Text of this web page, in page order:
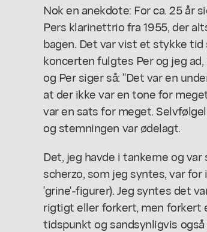
Nok en anekdote: For ca. 25 år
Pers klarinettrio fra 1955, der
bagen. Det var vist et stykke
koncerten fulgtes Per og jeg
og Per siger så: "Det var en
at der ikke var en tone for
var en satsfor meget.
og stemningen var ødelagt.
Det, jeg havde i tankerne og
scherzo, som jeg syntes, var
'grine'-figurer). Jeg syntes det
rigtigt eller forkert, men forkert
tidspunkt og sandsynligvis